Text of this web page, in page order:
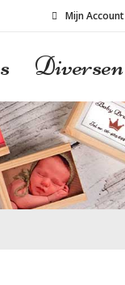
Mijn Account
Diversen